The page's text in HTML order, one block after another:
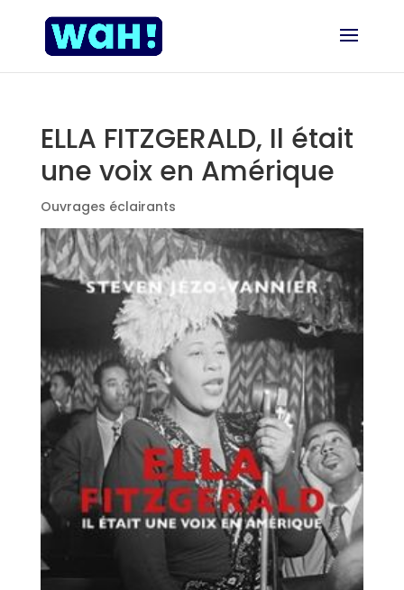
ELLA FITZGERALD, Il était
une voix en Amérique
Ouvrages éclairants